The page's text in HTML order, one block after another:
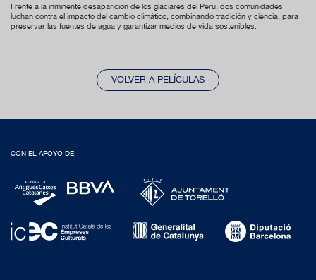
Frente a la inminente desaparición de los glaciares del Perú, dos comunidades
luchan contra el impacto del cambio climático, combinando tradición y ciencia, para
preservar las fuentes de agua y garantizar medios de vida sostenibles.
VOLVER A PELÍCULAS
CON EL APOYO DE: